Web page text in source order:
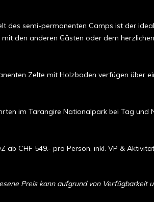
des semi-permanenten Camps ist der
den anderen Gästen oder dem
Zelte mit Holzboden verfügen über
im Tarangire Nationalpark bei Tag und
ab CHF 549.- pro Person, inkl. VP &
Preis kann aufgrund von Verfügbarkeit